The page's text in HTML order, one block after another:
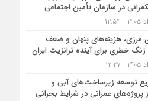
در سازمان تأمین اجتماعی
مرزی، هزینه‌های پنهان و ضعف
خطری برای آینده ترانزیت ایران
توسعه زیرساخت‌های آبی و
پروژه‌های عمرانی در شرایط بحرانی